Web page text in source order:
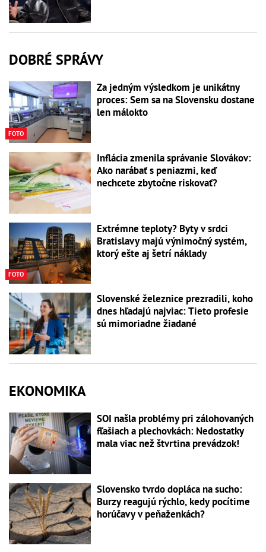
DOBRÉ SPRÁVY
FOTO
Za jedným výsledkom je unikátny
proces: Sem sa na Slovensku dostane
len málokto
Inflácia zmenila správanie Slovákov:
Ako narábať s peniazmi, keď
nechcete zbytočne riskovať?
FOTO
Extrémne teploty? Byty v srdci
Bratislavy majú výnimočný systém,
ktorý ešte aj šetrí náklady
Slovenské železnice prezradili, koho
dnes hľadajú najviac: Tieto profesie
sú mimoriadne žiadané
EKONOMIKA
SOI našla problémy pri zálohovaných
fľašiach a plechovkách: Nedostatky
mala viac než štvrtina prevádzok!
Slovensko tvrdo dopláca na sucho:
Burzy reagujú rýchlo, kedy pocítime
horúčavy v peňaženkách?